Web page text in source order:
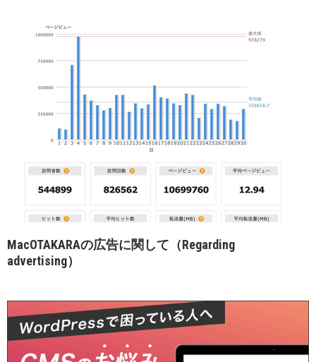
MacOTAKARAの広告に関して（Regarding
advertising）